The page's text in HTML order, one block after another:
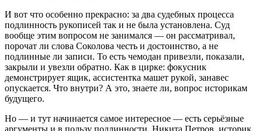
И вот что особенно прекрасно: за два судебных процесса
подлинность рукописей так и не была установлена. Суд
вообще этим вопросом не занимался — он рассматривал,
порочат ли слова Соколова честь и достоинство, а не
подлинные ли записи. То есть чемодан привезли, показали,
закрыли и увезли обратно. Как в цирке: фокусник
демонстрирует ящик, ассистентка машет рукой, занавес
опускается. Что внутри? А это, знаете ли, вопрос историкам
будущего.
Но — и тут начинается самое интересное — есть серьёзные
аргументы и в пользу подлинности. Никита Петров, историк